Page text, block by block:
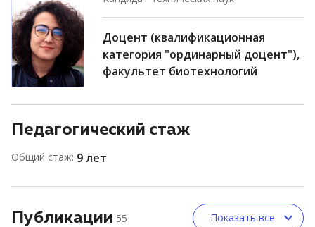
доцент (квалификационная
категория "ординарный доцент"),
факультет биотехнологий
Педагогический стаж
Общий стаж: 9 лет
Публикации 55 Показать все